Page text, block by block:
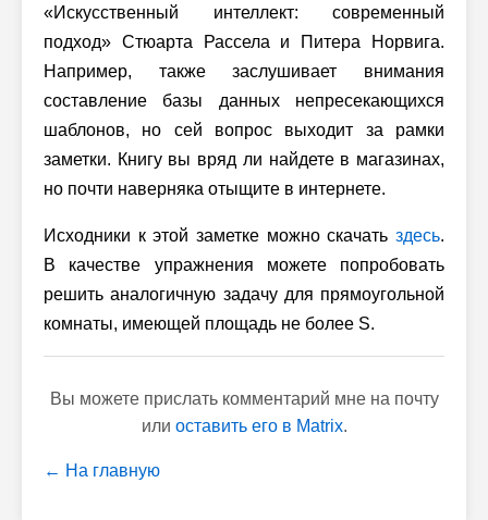
«Искусственный интеллект: современный
подход» Стюарта Рассела и Питера Норвига.
Например, также заслушивает внимания
составление базы данных непресекающихся
шаблонов, но сей вопрос выходит за рамки
заметки. Книгу вы вряд ли найдете в магазинах,
но почти наверняка отыщите в интернете.
Исходники к этой заметке можно скачать здесь.
В качестве упражнения можете попробовать
решить аналогичную задачу для прямоугольной
комнаты, имеющей площадь не более S.
Вы можете прислать комментарий мне на почту
или оставить его в Matrix.
← На главную